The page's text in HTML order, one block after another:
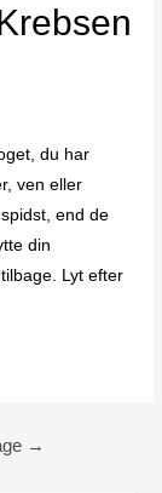
du har
ven eller
end de
din
Lyt efter
→